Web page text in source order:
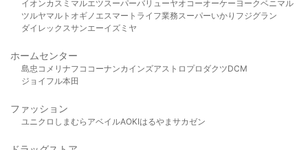
イオンカスミ マルエツスーパーバリューヤオコーオーケー ヨークベニマル
ツルヤマルト オギノ エスマート ライフ業務スーパーいかり フジグラン
ダイレックスサンエーイズミヤ
ホームセンター
島忠 コメリ ナフコ コーナンカインズアストロプロダクツDCM
ジョイフル本田
ファッション
ユニクロ しまむら アベイルAOKIはるやま サカゼン